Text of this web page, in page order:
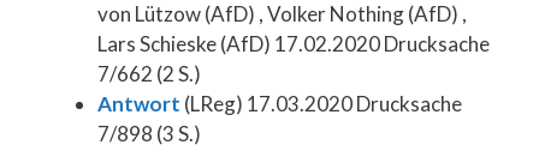
von Lützow (AfD) , Volker Nothing (AfD) ,
Lars Schieske (AfD) 17.02.2020 Drucksache
7/662 (2 S.)
Antwort (LReg) 17.03.2020 Drucksache
7/898 (3 S.)